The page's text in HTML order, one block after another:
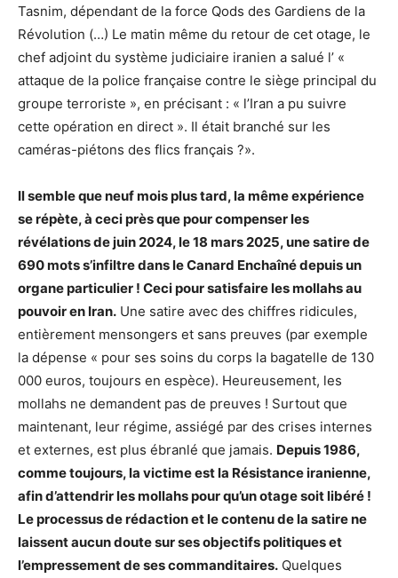
Tasnim, dépendant de la force Qods des Gardiens de la
Révolution (…) Le matin même du retour de cet otage, le
chef adjoint du système judiciaire iranien a salué l’ «
attaque de la police française contre le siège principal du
groupe terroriste », en précisant : « l’Iran a pu suivre
cette opération en direct ». Il était branché sur les
caméras-piétons des flics français ?».
Il semble que neuf mois plus tard, la même expérience
se répète, à ceci près que pour compenser les
révélations de juin 2024, le 18 mars 2025, une satire de
690 mots s’infiltre dans le Canard Enchaîné depuis un
organe particulier ! Ceci pour satisfaire les mollahs au
pouvoir en Iran. Une satire avec des chiffres ridicules,
entièrement mensongers et sans preuves (par exemple
la dépense « pour ses soins du corps la bagatelle de 130
000 euros, toujours en espèce). Heureusement, les
mollahs ne demandent pas de preuves ! Surtout que
maintenant, leur régime, assiégé par des crises internes
et externes, est plus ébranlé que jamais. Depuis 1986,
comme toujours, la victime est la Résistance iranienne,
afin d’attendrir les mollahs pour qu’un otage soit libéré !
Le processus de rédaction et le contenu de la satire ne
laissent aucun doute sur ses objectifs politiques et
l’empressement de ses commanditaires. Quelques